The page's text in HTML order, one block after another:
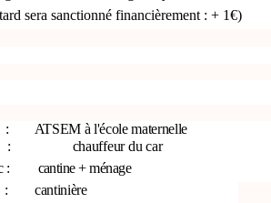
sera sanctionné financièrement : + 1€)
:
ATSEM à l'école maternelle
:
chauffeur du car
:
cantine + ménage
:
cantinière